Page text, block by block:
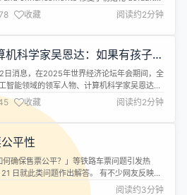
失败后可能持续阻止守护进程启动的问题。
moby#49307 添加
环境变
收藏 阅读约2分钟
机科学家吴恩达：如果有孩子，
让他们学编程
日消息，在2025年世界经济论坛年会期间，全
智能领域的领军人物、计算机科学家吴恩达
Ng）出席了“数字世界：就业与任务”分论
吴恩达指出，人工智能并不会取代人类的工作，
那些掌握人工智能技术的人将取代那些尚未掌
一技术的人。而且如果企业为员工提供人工智能
他们的生产力将以一种相当显著的方式得到提
认为，随着人工...
收藏 阅读约2分钟
平性
确保售票公平？」等铁路车票问题引发热
日就此类问题作出解答。 有不少网友反映，
些「抢票软件」上买到了票，并声称「抢票软
阅读约3分钟